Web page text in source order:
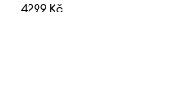
4299 Kč